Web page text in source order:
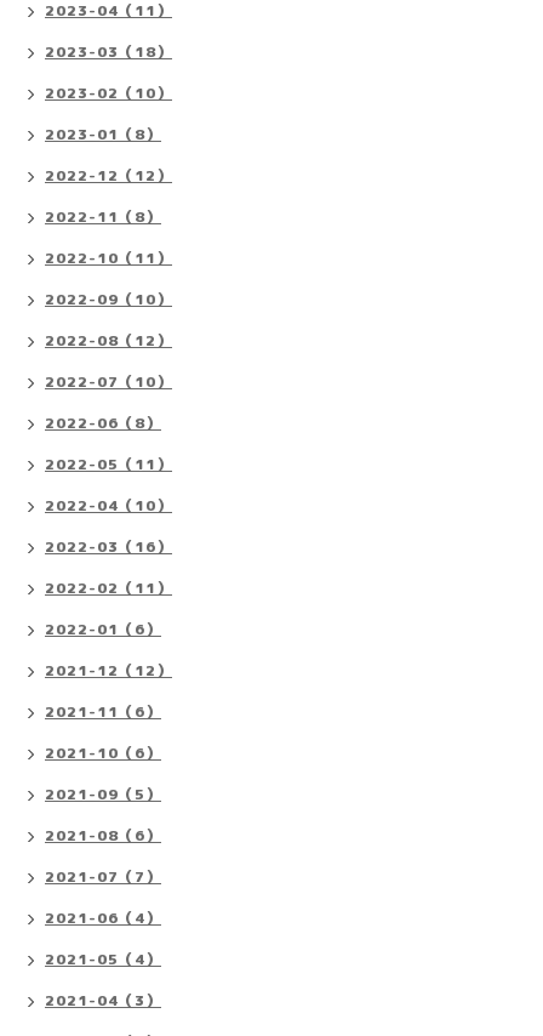
2023-04（11）
2023-03（18）
2023-02（10）
2023-01（8）
2022-12（12）
2022-11（8）
2022-10（11）
2022-09（10）
2022-08（12）
2022-07（10）
2022-06（8）
2022-05（11）
2022-04（10）
2022-03（16）
2022-02（11）
2022-01（6）
2021-12（12）
2021-11（6）
2021-10（6）
2021-09（5）
2021-08（6）
2021-07（7）
2021-06（4）
2021-05（4）
2021-04（3）